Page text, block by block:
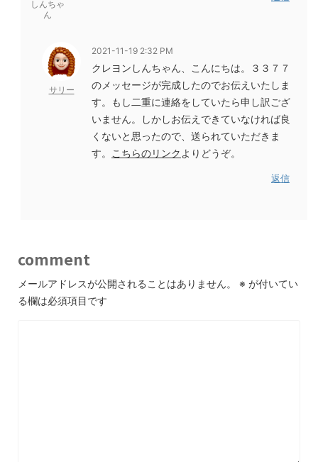
しんちゃ
ん
サリー
2021-11-19 2:32 PM
クレヨンしんちゃん、こんにちは。３３７７
のメッセージが完成したのでお伝えいたしま
す。もし二重に連絡をしていたら申し訳ござ
いません。しかしお伝えできていなければ良
くないと思ったので、送られていただきま
す。
こちらのリンク よりどうぞ。
返信
comment
メールアドレスが公開されることはありません。 ※ が付いてい
る欄は必須項目です